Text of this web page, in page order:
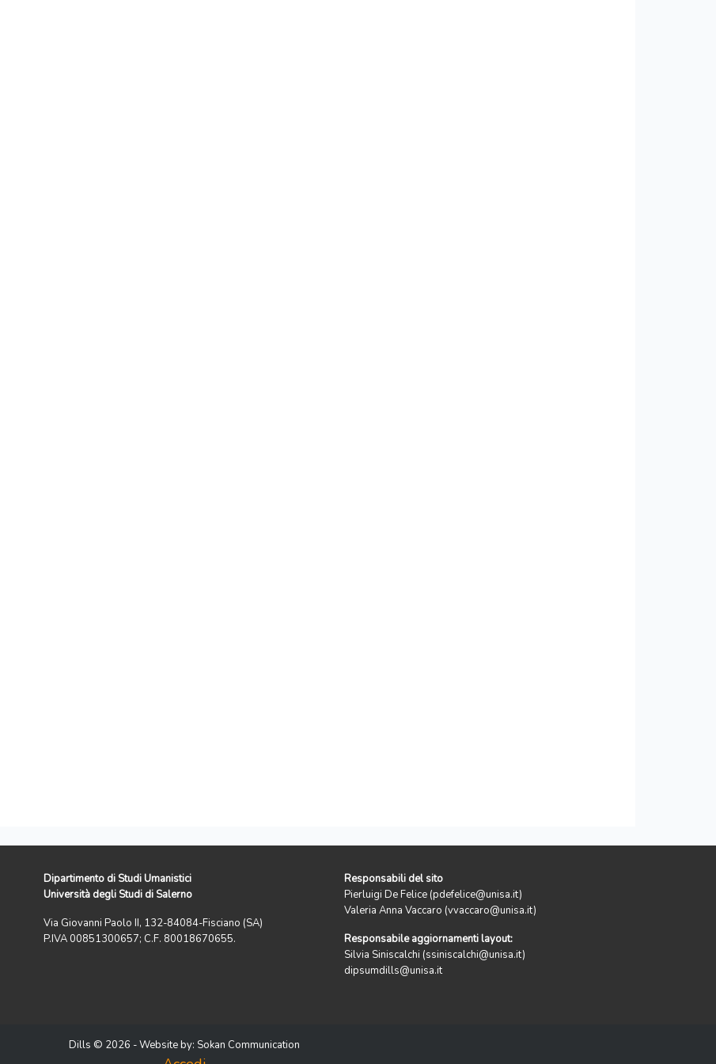
Dipartimento di Studi Umanistici
Università degli Studi di Salerno
Via Giovanni Paolo II, 132-84084-Fisciano (SA)
P.IVA 00851300657; C.F. 80018670655.
Responsabili del sito
Pierluigi De Felice (pdefelice@unisa.it)
Valeria Anna Vaccaro (vvaccaro@unisa.it)
Responsabile aggiornamenti layout:
Silvia Siniscalchi (ssiniscalchi@unisa.it)
dipsumdills@unisa.it
Dills © 2026 - Website by: Sokan Communication